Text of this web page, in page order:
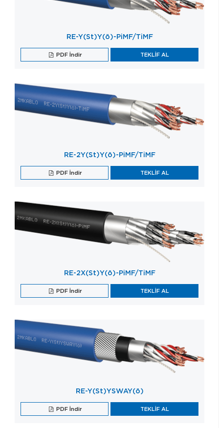
RE-Y(St)Y(ö)-PiMF/TiMF
PDF İndir TEKLİF AL
RE-2Y(St)Y(ö)-PiMF/TiMF
PDF İndir TEKLİF AL
RE-2X(St)Y(ö)-PiMF/TiMF
PDF İndir TEKLİF AL
RE-Y(St)YSWAY(ö)
PDF İndir TEKLİF AL